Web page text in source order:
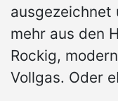
mehr aus den
Rockig,
Vollgas. Oder